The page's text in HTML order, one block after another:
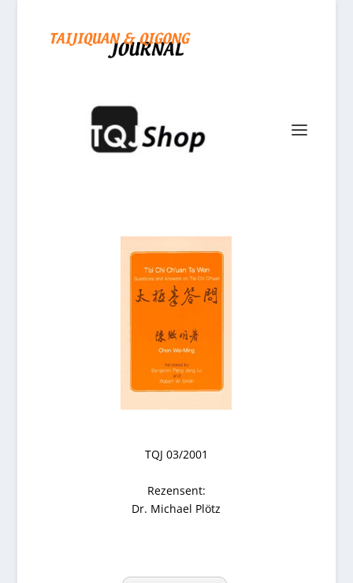
TQJ 03/2001
Rezensent:
Dr. Michael Plötz